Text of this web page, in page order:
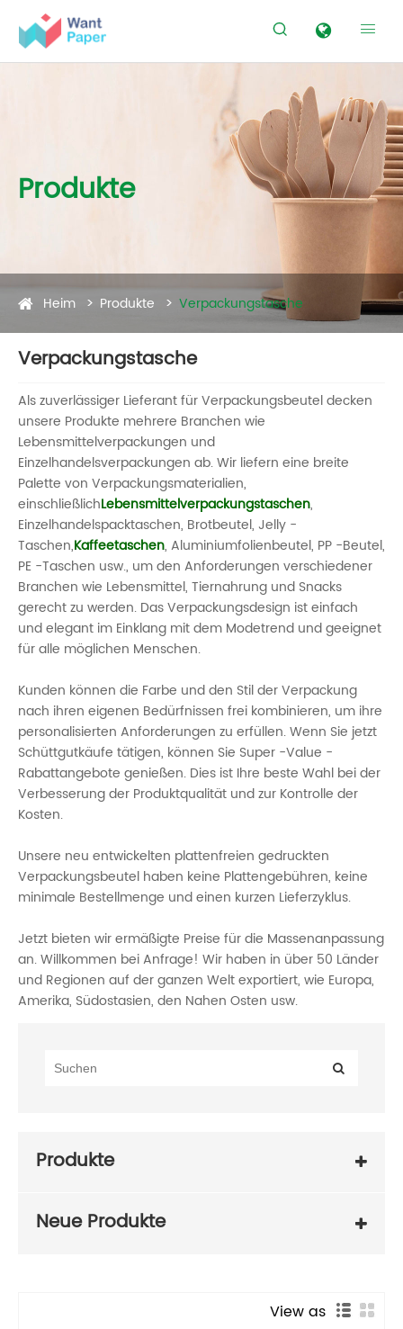
 
Produkte
Heim Produkte Verpackungstasche
Verpackungstasche
Als zuverlässiger Lieferant für Verpackungsbeutel decken
unsere Produkte mehrere Branchen wie
Lebensmittelverpackungen und
Einzelhandelsverpackungen ab. Wir liefern eine breite
Palette von Verpackungsmaterialien,
einschließlichLebensmittelverpackungstaschen,
Einzelhandelspacktaschen, Brotbeutel, Jelly -
Taschen,Kaffeetaschen, Aluminiumfolienbeutel, PP -Beutel,
PE -Taschen usw., um den Anforderungen verschiedener
Branchen wie Lebensmittel, Tiernahrung und Snacks
gerecht zu werden. Das Verpackungsdesign ist einfach
und elegant im Einklang mit dem Modetrend und geeignet
für alle möglichen Menschen.
Kunden können die Farbe und den Stil der Verpackung
nach ihren eigenen Bedürfnissen frei kombinieren, um ihre
personalisierten Anforderungen zu erfüllen. Wenn Sie jetzt
Schüttgutkäufe tätigen, können Sie Super -Value -
Rabattangebote genießen. Dies ist Ihre beste Wahl bei der
Verbesserung der Produktqualität und zur Kontrolle der
Kosten.
Unsere neu entwickelten plattenfreien gedruckten
Verpackungsbeutel haben keine Plattengebühren, keine
minimale Bestellmenge und einen kurzen Lieferzyklus.
Jetzt bieten wir ermäßigte Preise für die Massenanpassung
an. Willkommen bei Anfrage! Wir haben in über 50 Länder
und Regionen auf der ganzen Welt exportiert, wie Europa,
Amerika, Südostasien, den Nahen Osten usw.
Produkte
Neue Produkte
View as